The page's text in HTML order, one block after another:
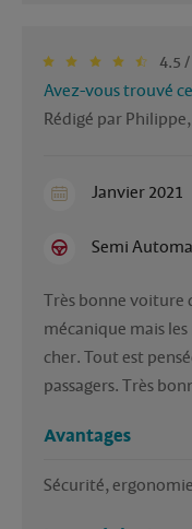
4.5 /
Avez-vous trouvé
Rédigé par
Janvier 2021
Semi
Très bonne voiture
mécanique mais
cher. Tout est
passagers. Très
Avantages
Sécurité,